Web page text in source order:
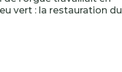
vert : la restauration du